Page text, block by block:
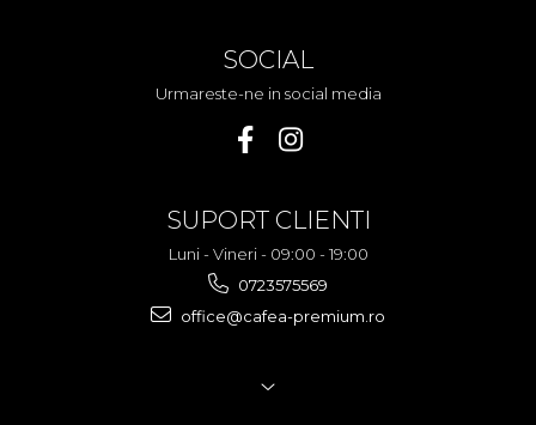
SOCIAL
Urmareste-ne in social media
SUPORT CLIENTI
Luni - Vineri - 09:00 - 19:00
0723575569
office@cafea-premium.ro